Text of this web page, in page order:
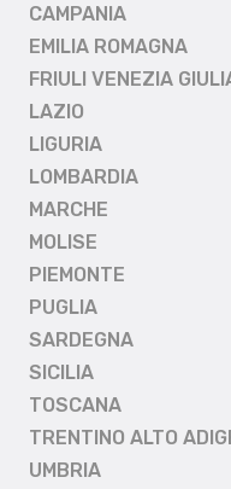
CAMPANIA
EMILIA ROMAGNA
FRIULI VENEZIA
LAZIO
LIGURIA
LOMBARDIA
MARCHE
MOLISE
PIEMONTE
PUGLIA
SARDEGNA
SICILIA
TOSCANA
TRENTINO ALTO
UMBRIA